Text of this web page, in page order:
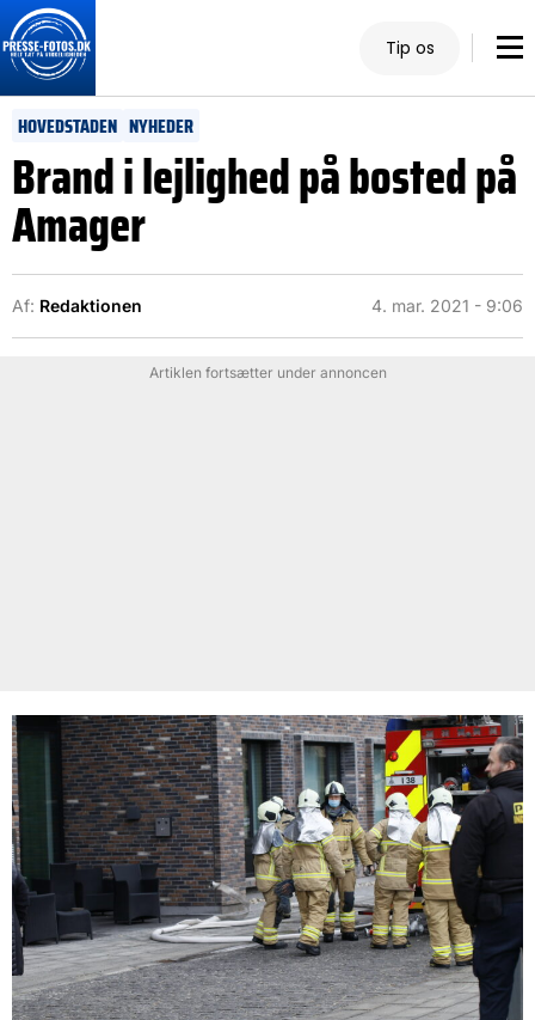
Tip os
HOVEDSTADEN NYHEDER
Brand i lejlighed på bosted på
Amager
Af: Redaktionen 4. mar. 2021 - 9:06
Artiklen fortsætter under annoncen